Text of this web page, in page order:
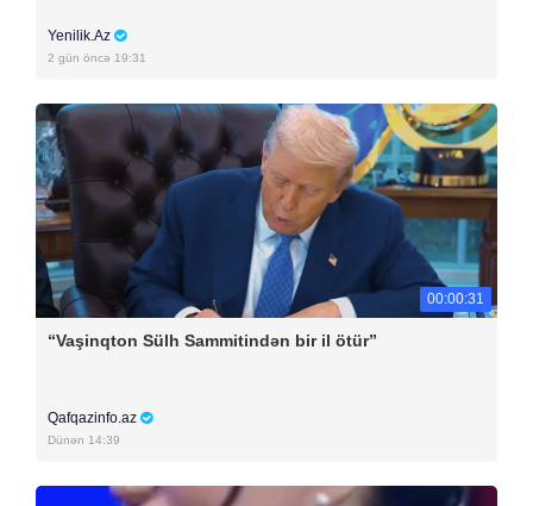
Yenilik.Az
2 gün öncə 19:31
00:00:31
“Vaşinqton Sülh Sammitindən bir il ötür”
Qafqazinfo.az
Dünən 14:39